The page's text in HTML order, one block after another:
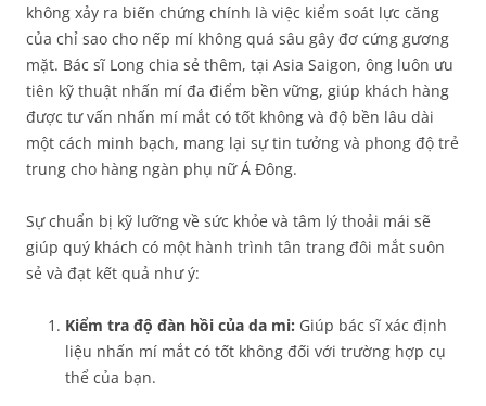
không xảy ra biến chứng chính là việc kiểm soát lực căng
của chỉ sao cho nếp mí không quá sâu gây đơ cứng gương
mặt. Bác sĩ Long chia sẻ thêm, tại Asia Saigon, ông luôn ưu
tiên kỹ thuật nhấn mí đa điểm bền vững, giúp khách hàng
được tư vấn nhấn mí mắt có tốt không và độ bền lâu dài
một cách minh bạch, mang lại sự tin tưởng và phong độ trẻ
trung cho hàng ngàn phụ nữ Á Đông.
Sự chuẩn bị kỹ lưỡng về sức khỏe và tâm lý thoải mái sẽ
giúp quý khách có một hành trình tân trang đôi mắt suôn
sẻ và đạt kết quả như ý:
Kiểm tra độ đàn hồi của da mi: Giúp bác sĩ xác định
liệu nhấn mí mắt có tốt không đối với trường hợp cụ
thể của bạn.